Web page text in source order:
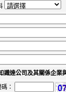
達公司及其關係企業
：